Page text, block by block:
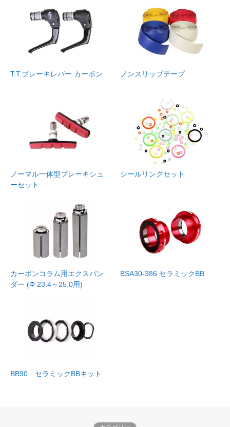
T.T.ブレーキレバー カーボン ノンスリップテープ
ノーマル一体型ブレーキシュ
ーセット
シールリングセット
カーボンコラム用エクスパン
ダー (Φ 23.4～25.0用)
BSA30-386 セラミックBB
BB90 セラミックBBキット